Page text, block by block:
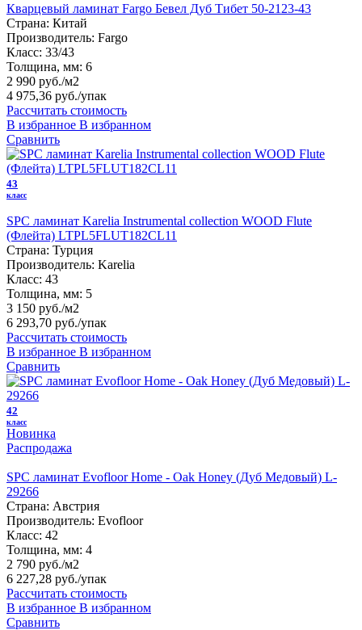
Кварцевый ламинат Fargo Бевел Дуб Тибет 50-2123-43
Страна: Китай
Производитель: Fargo
Класс: 33/43
Толщина, мм: 6
2 990 руб./м2
4 975,36 руб./упак
Рассчитать стоимость
В избранное В избранном
Сравнить
43
класс
SPC ламинат Karelia Instrumental collection WOOD Flute
(Флейта) LTPL5FLUT182CL11
Страна: Турция
Производитель: Karelia
Класс: 43
Толщина, мм: 5
3 150 руб./м2
6 293,70 руб./упак
Рассчитать стоимость
В избранное В избранном
Сравнить
42
класс
Новинка
Распродажа
SPC ламинат Evofloor Home - Oak Honey (Дуб Медовый) L-
29266
Страна: Австрия
Производитель: Evofloor
Класс: 42
Толщина, мм: 4
2 790 руб./м2
6 227,28 руб./упак
Рассчитать стоимость
В избранное В избранном
Сравнить